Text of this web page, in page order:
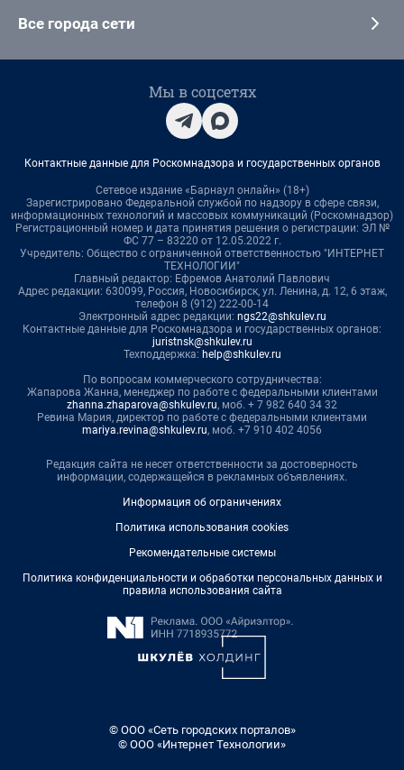
Все города сети
Мы в соцсетях
Контактные данные для Роскомнадзора и государственных органов
Сетевое издание «Барнаул онлайн» (18+)
Зарегистрировано Федеральной службой по надзору в сфере связи,
информационных технологий и массовых коммуникаций (Роскомнадзор)
Регистрационный номер и дата принятия решения о регистрации: ЭЛ №
ФС 77 – 83220 от 12.05.2022 г.
Учредитель: Общество с ограниченной ответственностью "ИНТЕРНЕТ
ТЕХНОЛОГИИ"
Главный редактор: Ефремов Анатолий Павлович
Адрес редакции: 630099, Россия, Новосибирск, ул. Ленина, д. 12, 6 этаж,
телефон 8 (912) 222-00-14
Электронный адрес редакции: ngs22@shkulev.ru
Контактные данные для Роскомнадзора и государственных органов:
juristnsk@shkulev.ru
Техподдержка: help@shkulev.ru
По вопросам коммерческого сотрудничества:
Жапарова Жанна, менеджер по работе с федеральными клиентами
zhanna.zhaparova@shkulev.ru, моб. + 7 982 640 34 32
Ревина Мария, директор по работе с федеральными клиентами
mariya.revina@shkulev.ru, моб. +7 910 402 4056
Редакция сайта не несет ответственности за достоверность
информации, содержащейся в рекламных объявлениях.
Информация об ограничениях
Политика использования cookies
Рекомендательные системы
Политика конфиденциальности и обработки персональных данных и
правила использования сайта
© ООО «Сеть городских порталов»
© ООО «Интернет Технологии»